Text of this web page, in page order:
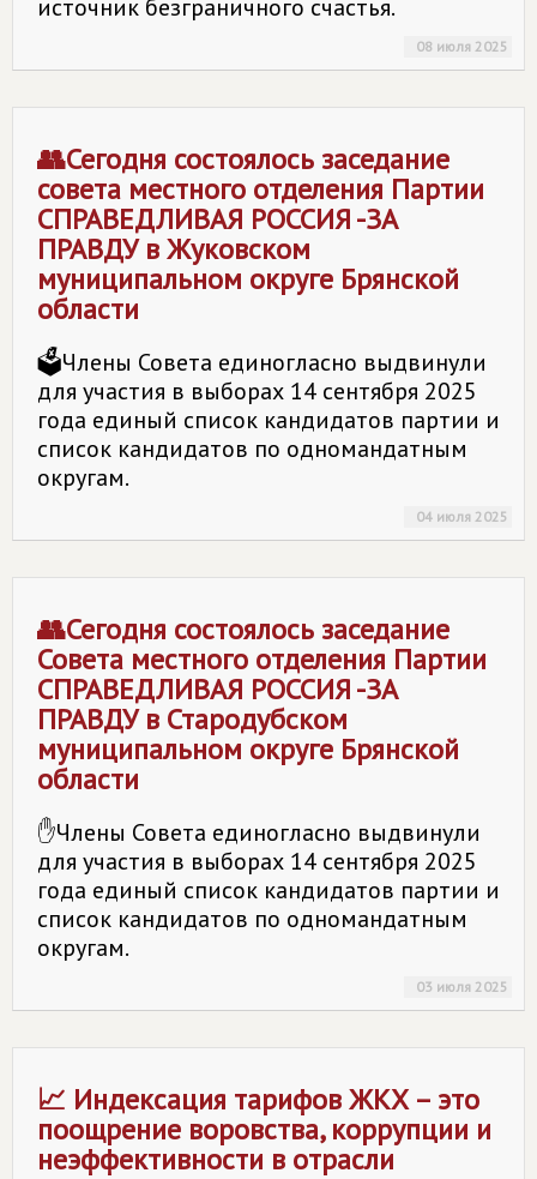
источник безграничного счастья.
08 июля 2025
👥Сегодня состоялось заседание
совета местного отделения Партии
СПРАВЕДЛИВАЯ РОССИЯ -ЗА
ПРАВДУ в Жуковском
муниципальном округе Брянской
области
🗳Члены Совета единогласно выдвинули
для участия в выборах 14 сентября 2025
года единый список кандидатов партии и
список кандидатов по одномандатным
округам.
04 июля 2025
👥Сегодня состоялось заседание
Совета местного отделения Партии
СПРАВЕДЛИВАЯ РОССИЯ -ЗА
ПРАВДУ в Стародубском
муниципальном округе Брянской
области
✋Члены Совета единогласно выдвинули
для участия в выборах 14 сентября 2025
года единый список кандидатов партии и
список кандидатов по одномандатным
округам.
03 июля 2025
📈 Индексация тарифов ЖКХ – это
поощрение воровства, коррупции и
неэффективности в отрасли